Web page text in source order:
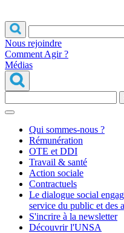
Nous rejoindre
Comment Agir ?
Médias
Qui sommes-nous ?
Rémunération
OTE et DDI
Travail & santé
Action sociale
Contractuels
Le dialogue social
service du public et des
S'incrire à la newsletter
Découvrir l'UNSA